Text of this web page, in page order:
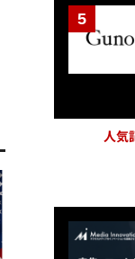
人気